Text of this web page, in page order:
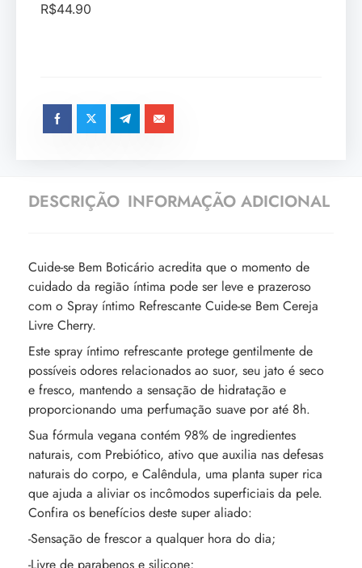
R$44.90
DESCRIÇÃO INFORMAÇÃO ADICIONAL
Cuide-se Bem Boticário acredita que o momento de
cuidado da região íntima pode ser leve e prazeroso
com o Spray íntimo Refrescante Cuide-se Bem Cereja
Livre Cherry.
Este spray íntimo refrescante protege gentilmente de
possíveis odores relacionados ao suor, seu jato é seco
e fresco, mantendo a sensação de hidratação e
proporcionando uma perfumação suave por até 8h.
Sua fórmula vegana contém 98% de ingredientes
naturais, com Prebiótico, ativo que auxilia nas defesas
naturais do corpo, e Calêndula, uma planta super rica
que ajuda a aliviar os incômodos superficiais da pele.
Confira os benefícios deste super aliado:
-Sensação de frescor a qualquer hora do dia;